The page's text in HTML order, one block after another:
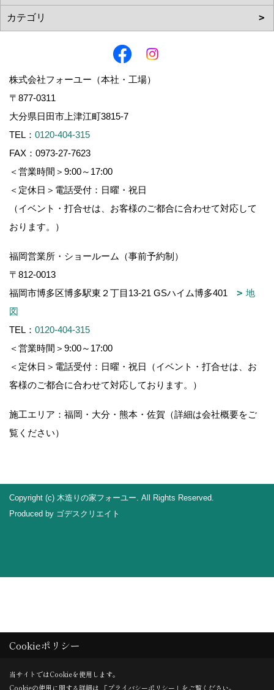
株式会社フォーユー（本社・工場）
〒877-0311
大分県日田市上津江町3815-7
TEL： 0120-404-315
FAX：0973-27-7623
＜営業時間＞9:00～17:00
＜定休日＞電話受付：日曜・祝日
（イベント・打合せは、お客様のご都合に合わせて対応して
おります。）
福岡営業所・ショールーム（事前予約制）
〒812-0013
福岡市博多区博多駅東２丁目13-21 GSハイム博多401
地
図
TEL： 0120-404-315
＜営業時間＞9:00～17:00
＜定休日＞電話受付：日曜・祝日（イベント・打合せは、お
客様のご都合に合わせて対応しております。）
施工エリア：福岡・大分・熊本・佐賀（詳細は会社概要をご
覧ください）
Copyright (c) 木造りの家フォーユー. All Rights Reserved.
Produced by ゴデスクリエイト
Cookieポリシー
当サイトではCookieを使用します。
Cookieの使用に関する詳細は 「プライバシーポリシー 」をご覧ください。